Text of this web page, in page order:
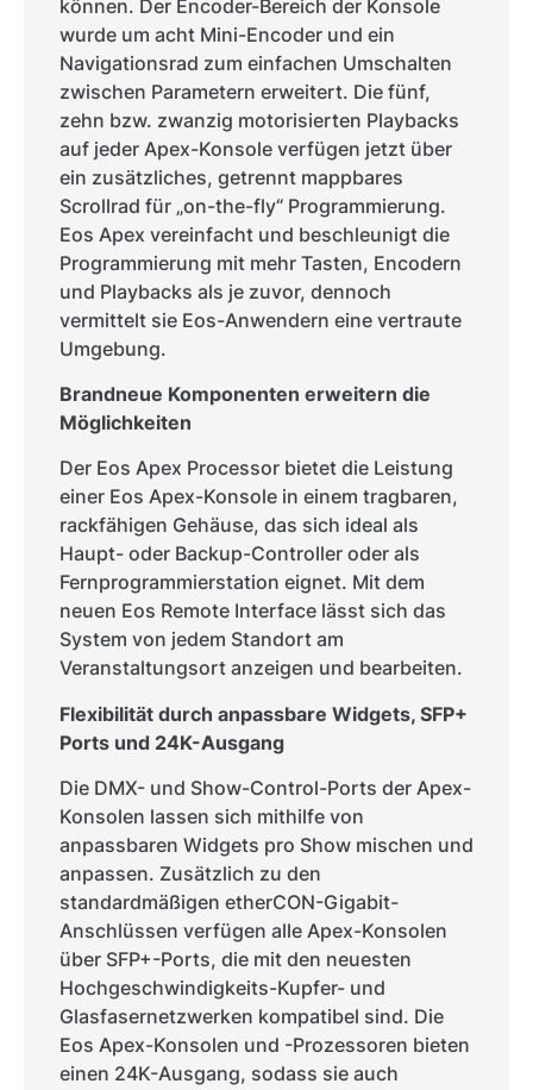
können. Der Encoder-Bereich der Konsole
wurde um acht Mini-Encoder und ein
Navigationsrad zum einfachen Umschalten
zwischen Parametern erweitert. Die fünf,
zehn bzw. zwanzig motorisierten Playbacks
auf jeder Apex-Konsole verfügen jetzt über
ein zusätzliches, getrennt mappbares
Scrollrad für „on-the-fly“ Programmierung.
Eos Apex vereinfacht und beschleunigt die
Programmierung mit mehr Tasten, Encodern
und Playbacks als je zuvor, dennoch
vermittelt sie Eos-Anwendern eine vertraute
Umgebung.
Brandneue Komponenten erweitern die
Möglichkeiten
Der Eos Apex Processor bietet die Leistung
einer Eos Apex-Konsole in einem tragbaren,
rackfähigen Gehäuse, das sich ideal als
Haupt- oder Backup-Controller oder als
Fernprogrammierstation eignet. Mit dem
neuen Eos Remote Interface lässt sich das
System von jedem Standort am
Veranstaltungsort anzeigen und bearbeiten.
Flexibilität durch anpassbare Widgets, SFP+
Ports und 24K-Ausgang
Die DMX- und Show-Control-Ports der Apex-
Konsolen lassen sich mithilfe von
anpassbaren Widgets pro Show mischen und
anpassen. Zusätzlich zu den
standardmäßigen etherCON-Gigabit-
Anschlüssen verfügen alle Apex-Konsolen
über SFP+-Ports, die mit den neuesten
Hochgeschwindigkeits-Kupfer- und
Glasfasernetzwerken kompatibel sind. Die
Eos Apex-Konsolen und -Prozessoren bieten
einen 24K-Ausgang, sodass sie auch